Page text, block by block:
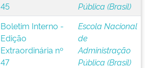
45
Pública (Brasil)
Boletim Interno -
Edição
Extraordinária nº
47
Escola Nacional
de
Administração
Pública (Brasil)